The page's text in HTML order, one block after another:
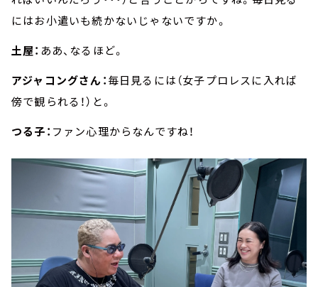
にはお小遣いも続かないじゃないですか。
土屋： ああ、なるほど。
アジャコングさん：毎日見るには（女子プロレスに入れば
傍で観られる！）と。
つる子： ファン心理からなんですね！